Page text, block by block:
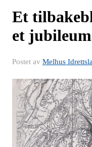
Et
et
Postet av Melhus